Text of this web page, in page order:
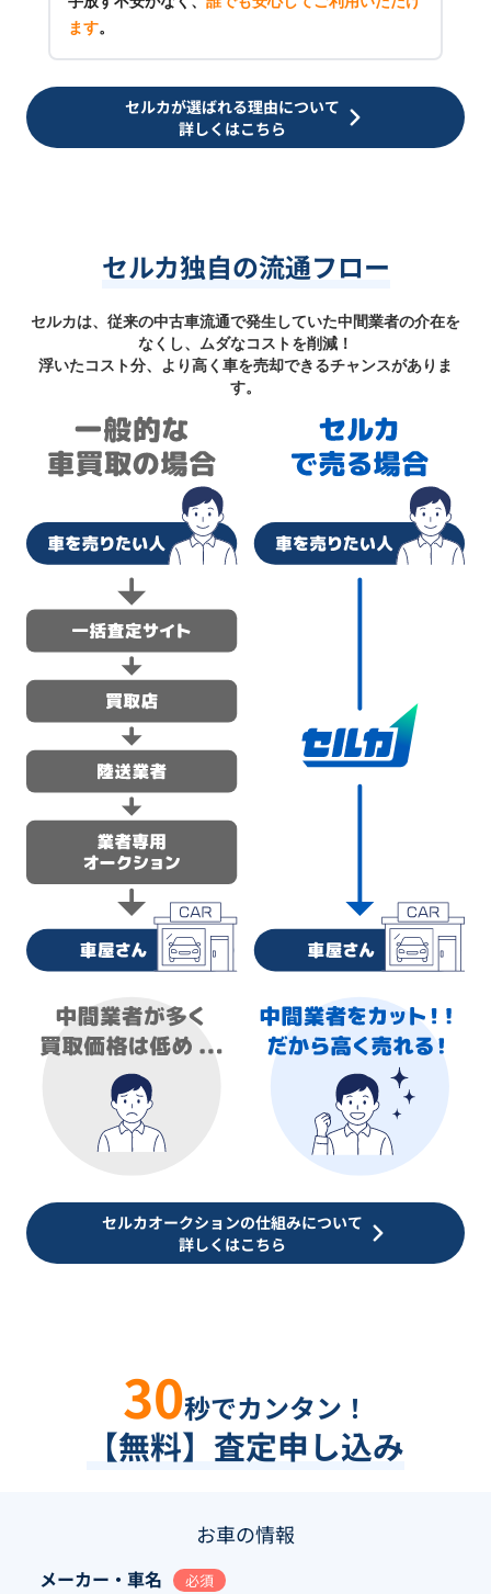
ます。
セルカが選ばれる理由について
詳しくはこちら
セルカ独自の流通フロー
セルカは、従来の中古車流通で発生していた中間業者の介在を
なくし、ムダなコストを削減！
浮いたコスト分、より高く車を売却できるチャンスがありま
す。
セルカオークションの仕組みについて
詳しくはこちら
30秒でカンタン！
【無料】査定申し込み
お車の情報
メーカー・車名 必須